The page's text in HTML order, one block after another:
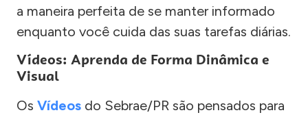
a maneira perfeita de se manter informado
enquanto você cuida das suas tarefas diárias.
Vídeos: Aprenda de Forma Dinâmica e
Visual
Os Vídeos do Sebrae/PR são pensados para